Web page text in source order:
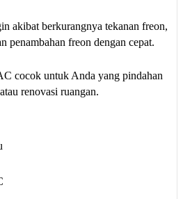
akibat berkurangnya tekanan freon,
penambahan freon dengan cepat.
cocok untuk Anda yang pindahan
renovasi ruangan.